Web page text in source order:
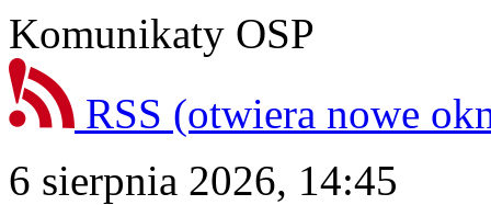
Komunikaty OSP
RSS (otwiera nowe
6 sierpnia 2026, 14:45